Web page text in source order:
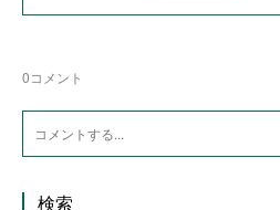
0コメント
検索